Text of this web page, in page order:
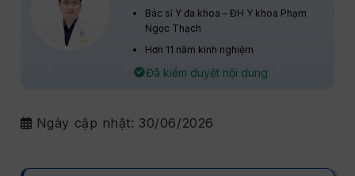
Bác sĩ Y đa khoa – ĐH Y khoa Phạm
Ngọc Thạch
Hơn 11 năm kinh nghiệm
Đã kiểm duyệt nội dung
Ngày cập nhật: 30/06/2026